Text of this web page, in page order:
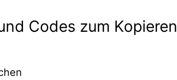
Codes zum Kopieren